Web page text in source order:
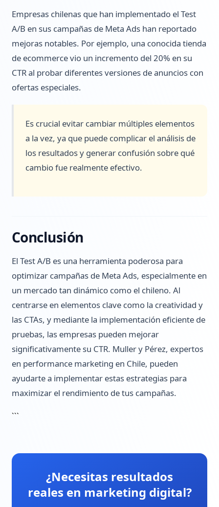
Empresas chilenas que han implementado el Test
A/B en sus campañas de Meta Ads han reportado
mejoras notables. Por ejemplo, una conocida tienda
de ecommerce vio un incremento del 20% en su
CTR al probar diferentes versiones de anuncios con
ofertas especiales.
Es crucial evitar cambiar múltiples elementos
a la vez, ya que puede complicar el análisis de
los resultados y generar confusión sobre qué
cambio fue realmente efectivo.
Conclusión
El Test A/B es una herramienta poderosa para
optimizar campañas de Meta Ads, especialmente en
un mercado tan dinámico como el chileno. Al
centrarse en elementos clave como la creatividad y
las CTAs, y mediante la implementación eficiente de
pruebas, las empresas pueden mejorar
significativamente su CTR. Muller y Pérez, expertos
en performance marketing en Chile, pueden
ayudarte a implementar estas estrategias para
maximizar el rendimiento de tus campañas.
```
¿Necesitas resultados
reales en marketing digital?